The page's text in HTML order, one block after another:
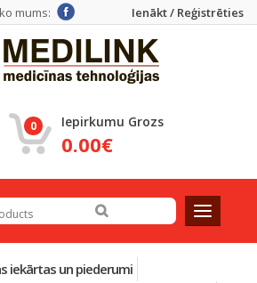
Ienākt / Reģistrēties
mums:
0 Iepirkumu Grozs
0.00€
T
o
g
iekārtas un piederumi